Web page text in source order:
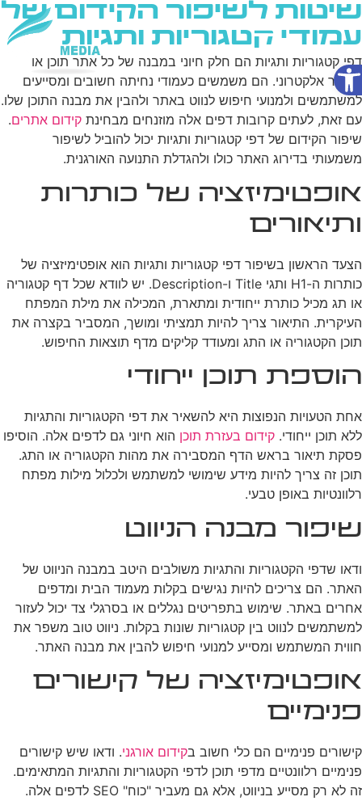
פתח סרגל נגישות
שיטות לשיפור הקידום של
עמודי קטגוריות ותגיות
דפי קטגוריות ותגיות הם חלק חיוני במבנה של כל אתר תוכן או
מסחר אלקטרוני. הם משמשים כעמודי נחיתה חשובים ומסייעים
למשתמשים ולמנועי חיפוש לנווט באתר ולהבין את מבנה התוכן שלו.
עם זאת, לעתים קרובות דפים אלה מוזנחים מבחינת קידום אתרים.
שיפור הקידום של דפי קטגוריות ותגיות יכול להוביל לשיפור
משמעותי בדירוג האתר כולו ולהגדלת התנועה האורגנית.
אופטימיזציה של כותרות
ותיאורים
הצעד הראשון בשיפור דפי קטגוריות ותגיות הוא אופטימיזציה של
כותרות ה-H1 ותגי Title ו-Description. יש לוודא שכל דף קטגוריה
או תג מכיל כותרת ייחודית ומתארת, המכילה את מילת המפתח
העיקרית. התיאור צריך להיות תמציתי ומושך, המסביר בקצרה את
תוכן הקטגוריה או התג ומעודד קליקים מדף תוצאות החיפוש.
הוספת תוכן ייחודי
אחת הטעויות הנפוצות היא להשאיר את דפי הקטגוריות והתגיות
ללא תוכן ייחודי. קידום בעזרת תוכן הוא חיוני גם לדפים אלה. הוסיפו
פסקת תיאור בראש הדף המסבירה את מהות הקטגוריה או התג.
תוכן זה צריך להיות מידע שימושי למשתמש ולכלול מילות מפתח
רלוונטיות באופן טבעי.
שיפור מבנה הניווט
ודאו שדפי הקטגוריות והתגיות משולבים היטב במבנה הניווט של
האתר. הם צריכים להיות נגישים בקלות מעמוד הבית ומדפים
אחרים באתר. שימוש בתפריטים נגללים או בסרגלי צד יכול לעזור
למשתמשים לנווט בין קטגוריות שונות בקלות. ניווט טוב משפר את
חווית המשתמש ומסייע למנועי חיפוש להבין את מבנה האתר.
אופטימיזציה של קישורים
פנימיים
קישורים פנימיים הם כלי חשוב בקידום אורגני. ודאו שיש קישורים
פנימיים רלוונטיים מדפי תוכן לדפי הקטגוריות והתגיות המתאימים.
זה לא רק מסייע בניווט, אלא גם מעביר "כוח" SEO לדפים אלה.